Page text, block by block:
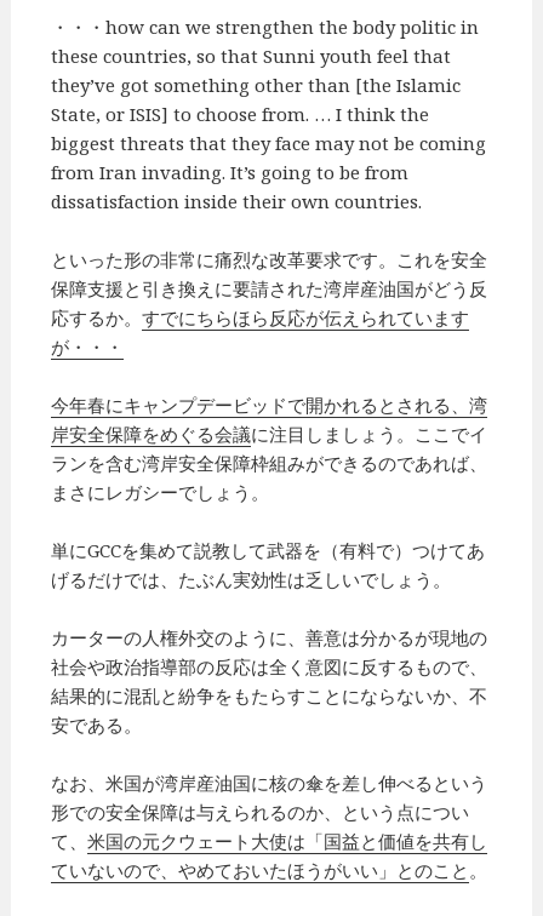
・・・how can we strengthen the body politic in
these countries, so that Sunni youth feel that
they’ve got something other than [the Islamic
State, or ISIS] to choose from. … I think the
biggest threats that they face may not be coming
from Iran invading. It’s going to be from
dissatisfaction inside their own countries.
といった形の非常に痛烈な改革要求です。これを安全
保障支援と引き換えに要請された湾岸産油国がどう反
応するか。すでにちらほら反応が伝えられています
が・・・
今年春にキャンプデービッドで開かれるとされる、湾
岸安全保障をめぐる会議に注目しましょう。ここでイ
ランを含む湾岸安全保障枠組みができるのであれば、
まさにレガシーでしょう。
単にGCCを集めて説教して武器を（有料で）つけてあ
げるだけでは、たぶん実効性は乏しいでしょう。
カーターの人権外交のように、善意は分かるが現地の
社会や政治指導部の反応は全く意図に反するもので、
結果的に混乱と紛争をもたらすことにならないか、不
安である。
なお、米国が湾岸産油国に核の傘を差し伸べるという
形での安全保障は与えられるのか、という点につい
て、米国の元クウェート大使は「国益と価値を共有し
ていないので、やめておいたほうがいい」とのこと 。